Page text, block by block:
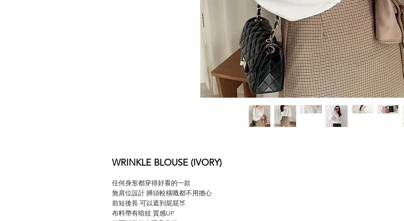
WRINKLE BLOUSE (IVORY)
任何身形都穿得好看的一款
無肩位設計 膊頭較橫嘅都不用擔心
前短後長 可以遮到屁屁🍑
布料帶有暗紋 質感UP